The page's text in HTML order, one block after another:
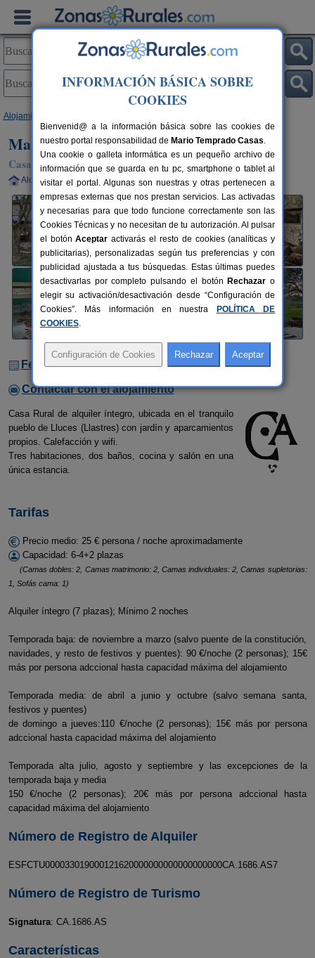
Alojamientos
Mar de Lluces de Ítaca
Casa Rural en Luces / Lastres (Asturias)
Alquiler completo 6-4+2 plazas 57 km de Oviedo
Fechas Libres
Contactar con el alojamiento
Casa Rural de alquiler íntegro, ubicada en el tranquilo
pueblo de Lluces (Llastres) con jardín y aparcamientos
propios. Calefacción y wifi.
Tres habitaciones, dos baños, cocina y salón en una
única estancia.
Tarifas
Precio medio: 25 € persona / noche aproximadamente
Capacidad: 6-4+2 plazas
(Camas dobles: 2, Camas matrimonio: 2, Camas individuales: 2, Camas supletorias:
1, Sofás cama: 1)
Alquiler íntegro (7 plazas); Mínimo 2 noches
Temporada baja: de noviembre a marzo (salvo puente de la constitución,
navidades, y resto de festivos y puentes): 90 €/noche (2 personas); 15€
más por persona adccional hasta capacidad máxima del alojamiento
Temporada media: de abril a junio y octubre (salvo semana santa,
festivos y puentes)
de domingo a jueves:110 €/noche (2 personas); 15€ más por persona
adccional hasta capacidad máxima del alojamiento
Temporada alta julio, agosto y septiembre y las excepciones de la
temporada baja y media
150 €/noche (2 personas); 20€ más por persona adccional hasta
capacidad máxima del alojamiento
Número de Registro de Alquiler
ESFCTU000033019000121620000000000000000000CA.1686.AS7
Número de Registro de Turismo
Signatura: CA.1686.AS
Características
INFORMACIÓN BÁSICA SOBRE
COOKIES
Bienvenid@ a la información básica sobre las cookies de
nuestro portal responsabilidad de Mario Temprado Casas.
Una cookie o galleta informática es un pequeño archivo de
información que se guarda en tu pc, smartphone o tablet al
visitar el portal. Algunas son nuestras y otras pertenecen a
empresas externas que nos prestan servicios. Las activadas
y necesarias para que todo funcione correctamente son las
Cookies Técnicas y no necesitan de tu autorización. Al pulsar
el botónAceptar activarás el resto de cookies (analíticas y
publicitarias), personalizadas según tus preferencias y con
publicidad ajustada a tus búsquedas. Estas últimas puedes
desactivarlas por completo pulsando el botón Rechazar o
elegir su activación/desactivación desde “Configuración de
Cookies”. Más información en nuestra
POLÍTICA DE
COOKIES.